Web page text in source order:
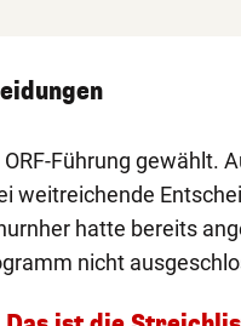
Führung gewählt.
weitreichende
hatte bereits
nicht